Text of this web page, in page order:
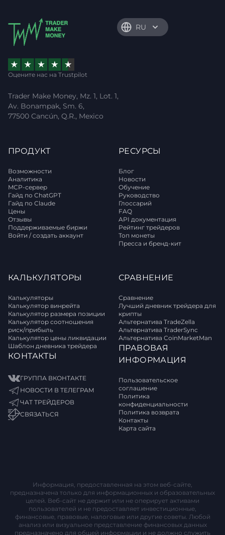
RU
Оцените нас на Trustpilot
Trader Make Money, Mz. 1, Lot. 1,
Av. Bonampak, Sm. 6,
77500 Cancún, Q.R., Mexico
ПРОДУКТ
Возможности
Аналитика
MCP-сервер
Гайд по ChatGPT
Гайд по Claude
Цены
Отзывы
Поддерживаемые биржи
Войти / создать аккаунт
РЕСУРСЫ
Блог
Новости
Обучение
Руководство
Глоссарий
FAQ
API документация
Рейтинг трейдеров
Топ монеты
Пресса и бренд-кит
КАЛЬКУЛЯТОРЫ
Калькуляторы
Калькулятор винрейта
Калькулятор размера позиции
Калькулятор соотношения
риск/прибыль
Калькулятор цены ликвидации
Шаблон дневника трейдера
КОНТАКТЫ
ГРУППА ВКОНТАКТЕ
НОВОСТИ В ТЕЛЕГРАМ
ЧАТ ТРЕЙДЕРОВ
СВЯЗАТЬСЯ
СРАВНЕНИЕ
Сравнение
Лучший дневник трейдера для
крипты
Альтернатива TradeZella
Альтернатива TraderSync
Альтернатива CoinMarketMan
ПРАВОВАЯ
ИНФОРМАЦИЯ
Пользовательское
соглашение
Политика
конфиденциальности
Политика возврата
Контакты
Карта сайта
Информация, предоставленная на этом веб-сайте,
предназначена только для информационных и образовательных
целей. Веб-сайт не держит или не оперирует активами
пользователей и не предоставляет инвестиционные,
финансовые, правовые, налоговые или другие советы. Любой
анализ или визуальное представление финансовых данных
предназначено для общей информации и не должно служить